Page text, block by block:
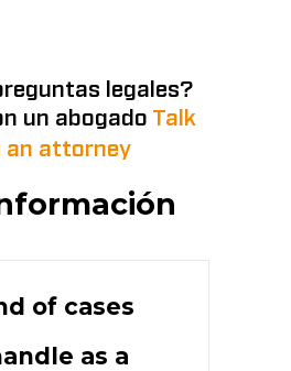
legales?
un abogado Talk
an attorney
of cases
as a